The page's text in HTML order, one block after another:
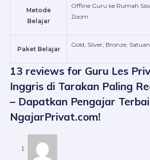
Metode
Belajar
Offline Guru ke Rumah
Zoom
Paket Belajar
Gold, Silver, Bronze, Satuan
13 reviews for Guru Les
Inggris di Tarakan Paling
– Dapatkan Pengajar
NgajarPrivat.com!